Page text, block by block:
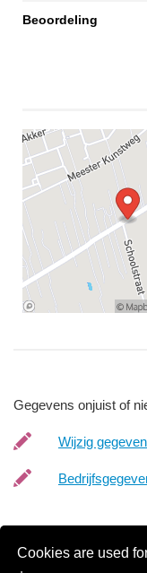
Cookies are used
Beoordeling
Gegevens onjuist of
Wijzig
Schilder Offerte